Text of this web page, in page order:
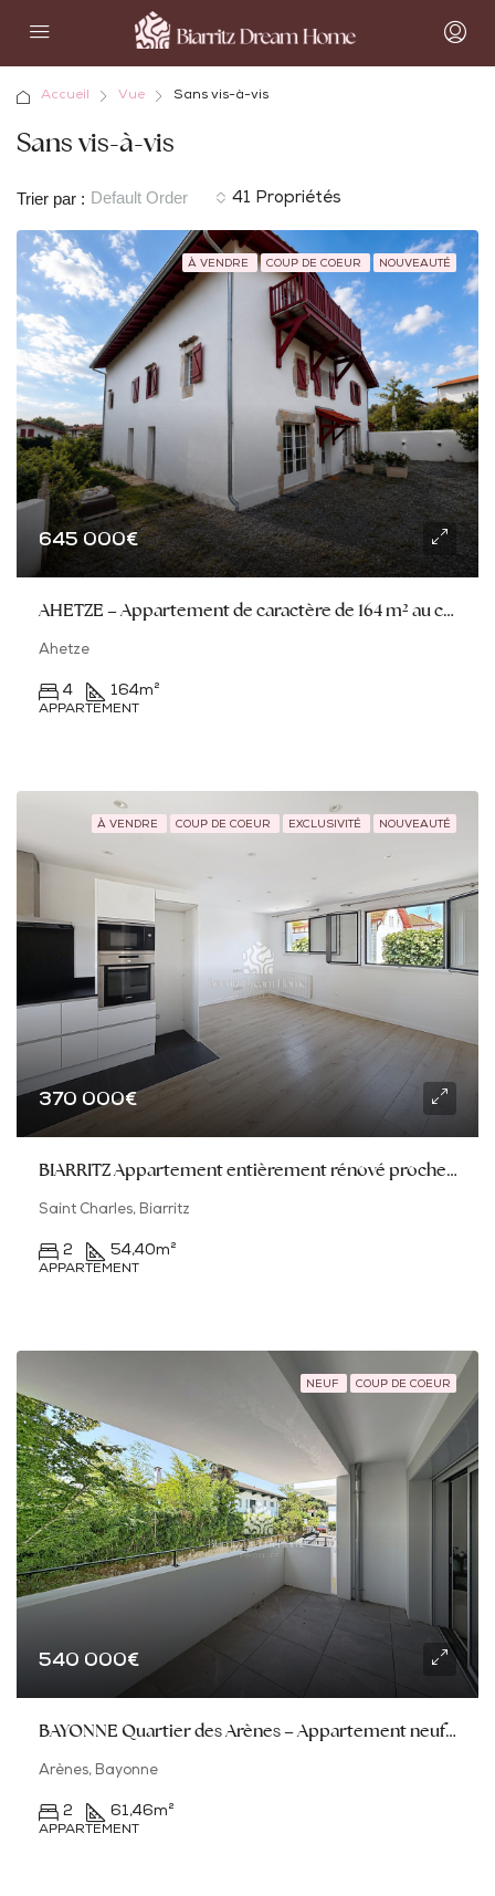
Accueil Vue Sans vis-à-vis
Sans vis-à-vis
41 Propriétés
Trier par : Default Order
À VENDRE COUP DE COEUR NOUVEAUTÉ
645 000€
AHETZE – Appartement de caractère de 164 m² au cœur du village
Ahetze
4 164m²
APPARTEMENT
À VENDRE COUP DE COEUR EXCLUSIVITÉ NOUVEAUTÉ
370 000€
BIARRITZ Appartement entièrement rénové proche Saint Charles
Saint Charles, Biarritz
2 54,40m²
APPARTEMENT
NEUF COUP DE COEUR
540 000€
BAYONNE Quartier des Arènes – Appartement neuf d’exception avec terrasse et parking sous-sol
Arènes, Bayonne
2 61,46m²
APPARTEMENT